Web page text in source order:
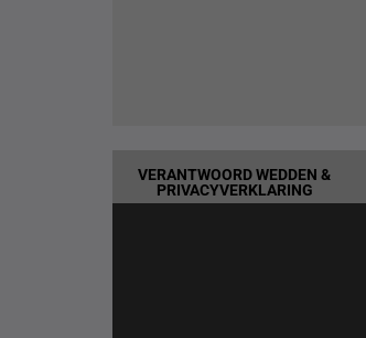
VERANTWOORD WEDDEN &
PRIVACYVERKLARING